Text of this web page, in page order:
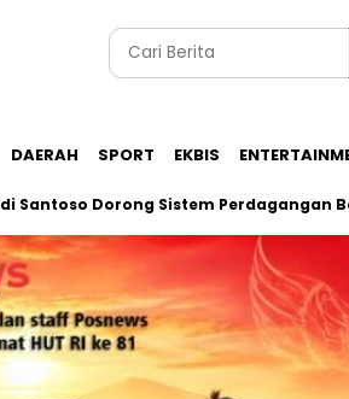
DAERAH SPORT EKBIS
Dorong Sistem Perdagangan Berbasis